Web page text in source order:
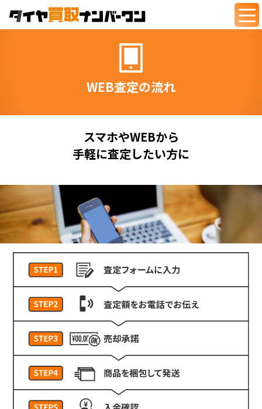
WEB査定の流れ
スマホやWEBから
手軽に査定したい方に